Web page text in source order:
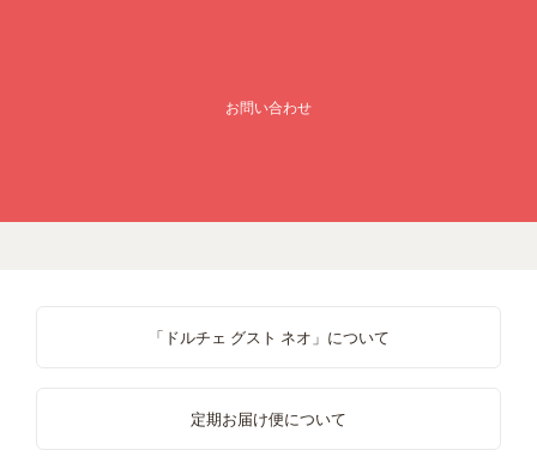
お問い合わせ
「ドルチェ グスト ネオ」について
定期お届け便について